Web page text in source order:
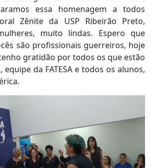
essa homenagem a todos
Zênite da USP Ribeirão Preto,
muito lindas. Espero que
são profissionais guerreiros, hoje
gratidão por todos os que estão
da FATESA e todos os alunos,